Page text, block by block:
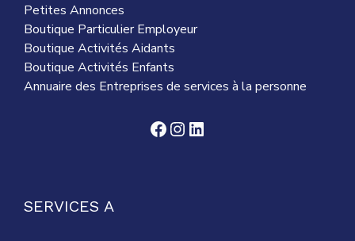
Petites Annonces
Boutique Particulier Employeur
Boutique Activités Aidants
Boutique Activités Enfants
Annuaire des Entreprises de services à la personne
Facebook
Instagram
LinkedIn
SERVICES A